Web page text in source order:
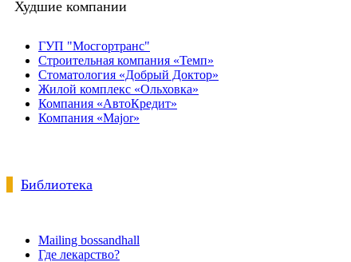
Худшие компании
ГУП "Мосгортранс"
Строительная компания «Темп»
Стоматология «Добрый Доктор»
Жилой комплекс «Ольховка»
Компания «АвтоКредит»
Компания «Major»
Библиотека
Mailing bossandhall
Где лекарство?